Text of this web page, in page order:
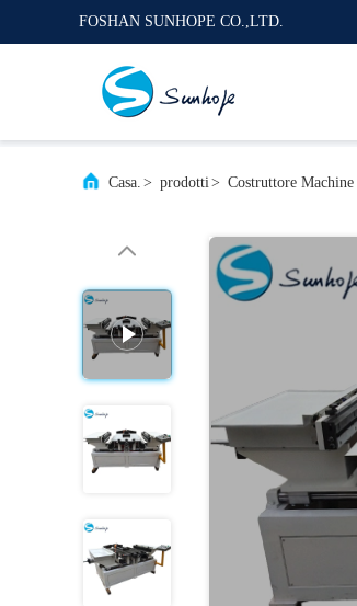
FOSHAN SUNHOPE CO.,LTD.
Casa. > prodotti> Costruttore